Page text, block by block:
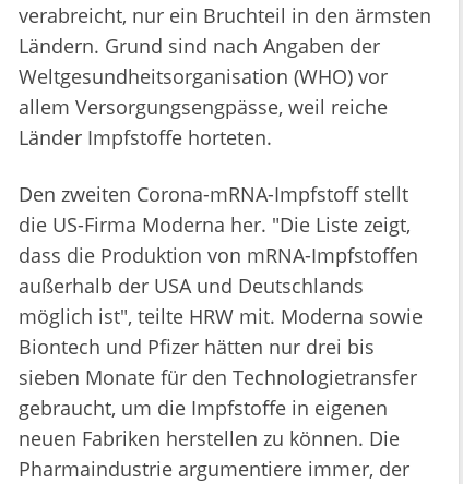
verabreicht, nur ein Bruchteil in den ärmsten
Ländern. Grund sind nach Angaben der
Weltgesundheitsorganisation (WHO) vor
allem Versorgungsengpässe, weil reiche
Länder Impfstoffe horteten.
Den zweiten Corona-mRNA-Impfstoff stellt
die US-Firma Moderna her. "Die Liste zeigt,
dass die Produktion von mRNA-Impfstoffen
außerhalb der USA und Deutschlands
möglich ist", teilte HRW mit. Moderna sowie
Biontech und Pfizer hätten nur drei bis
sieben Monate für den Technologietransfer
gebraucht, um die Impfstoffe in eigenen
neuen Fabriken herstellen zu können. Die
Pharmaindustrie argumentiere immer, der